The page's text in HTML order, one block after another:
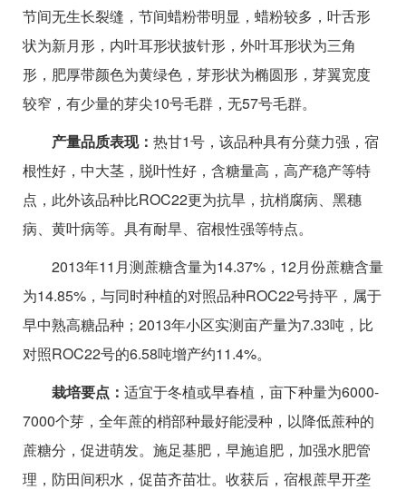
节间无生长裂缝，节间蜡粉带明显，蜡粉较多，叶舌形
状为新月形，内叶耳形状披针形，外叶耳形状为三角
形，肥厚带颜色为黄绿色，芽形状为椭圆形，芽翼宽度
较窄，有少量的芽尖10号毛群，无57号毛群。
产量品质表现： 热甘1号，该品种具有分蘖力强，宿
根性好，中大茎，脱叶性好，含糖量高，高产稳产等特
点，此外该品种比ROC22更为抗旱，抗梢腐病、黑穗
病、黄叶病等。具有耐旱、宿根性强等特点。
2013年11月测蔗糖含量为14.37%，12月份蔗糖含量
为14.85%，与同时种植的对照品种ROC22号持平，属于
早中熟高糖品种；2013年小区实测亩产量为7.33吨，比
对照ROC22号的6.58吨增产约11.4%。
栽培要点： 适宜于冬植或早春植，亩下种量为6000-
7000个芽，全年蔗的梢部种最好能浸种，以降低蔗种的
蔗糖分，促进萌发。施足基肥，早施追肥，加强水肥管
理，防田间积水，促苗齐苗壮。收获后，宿根蔗早开垄